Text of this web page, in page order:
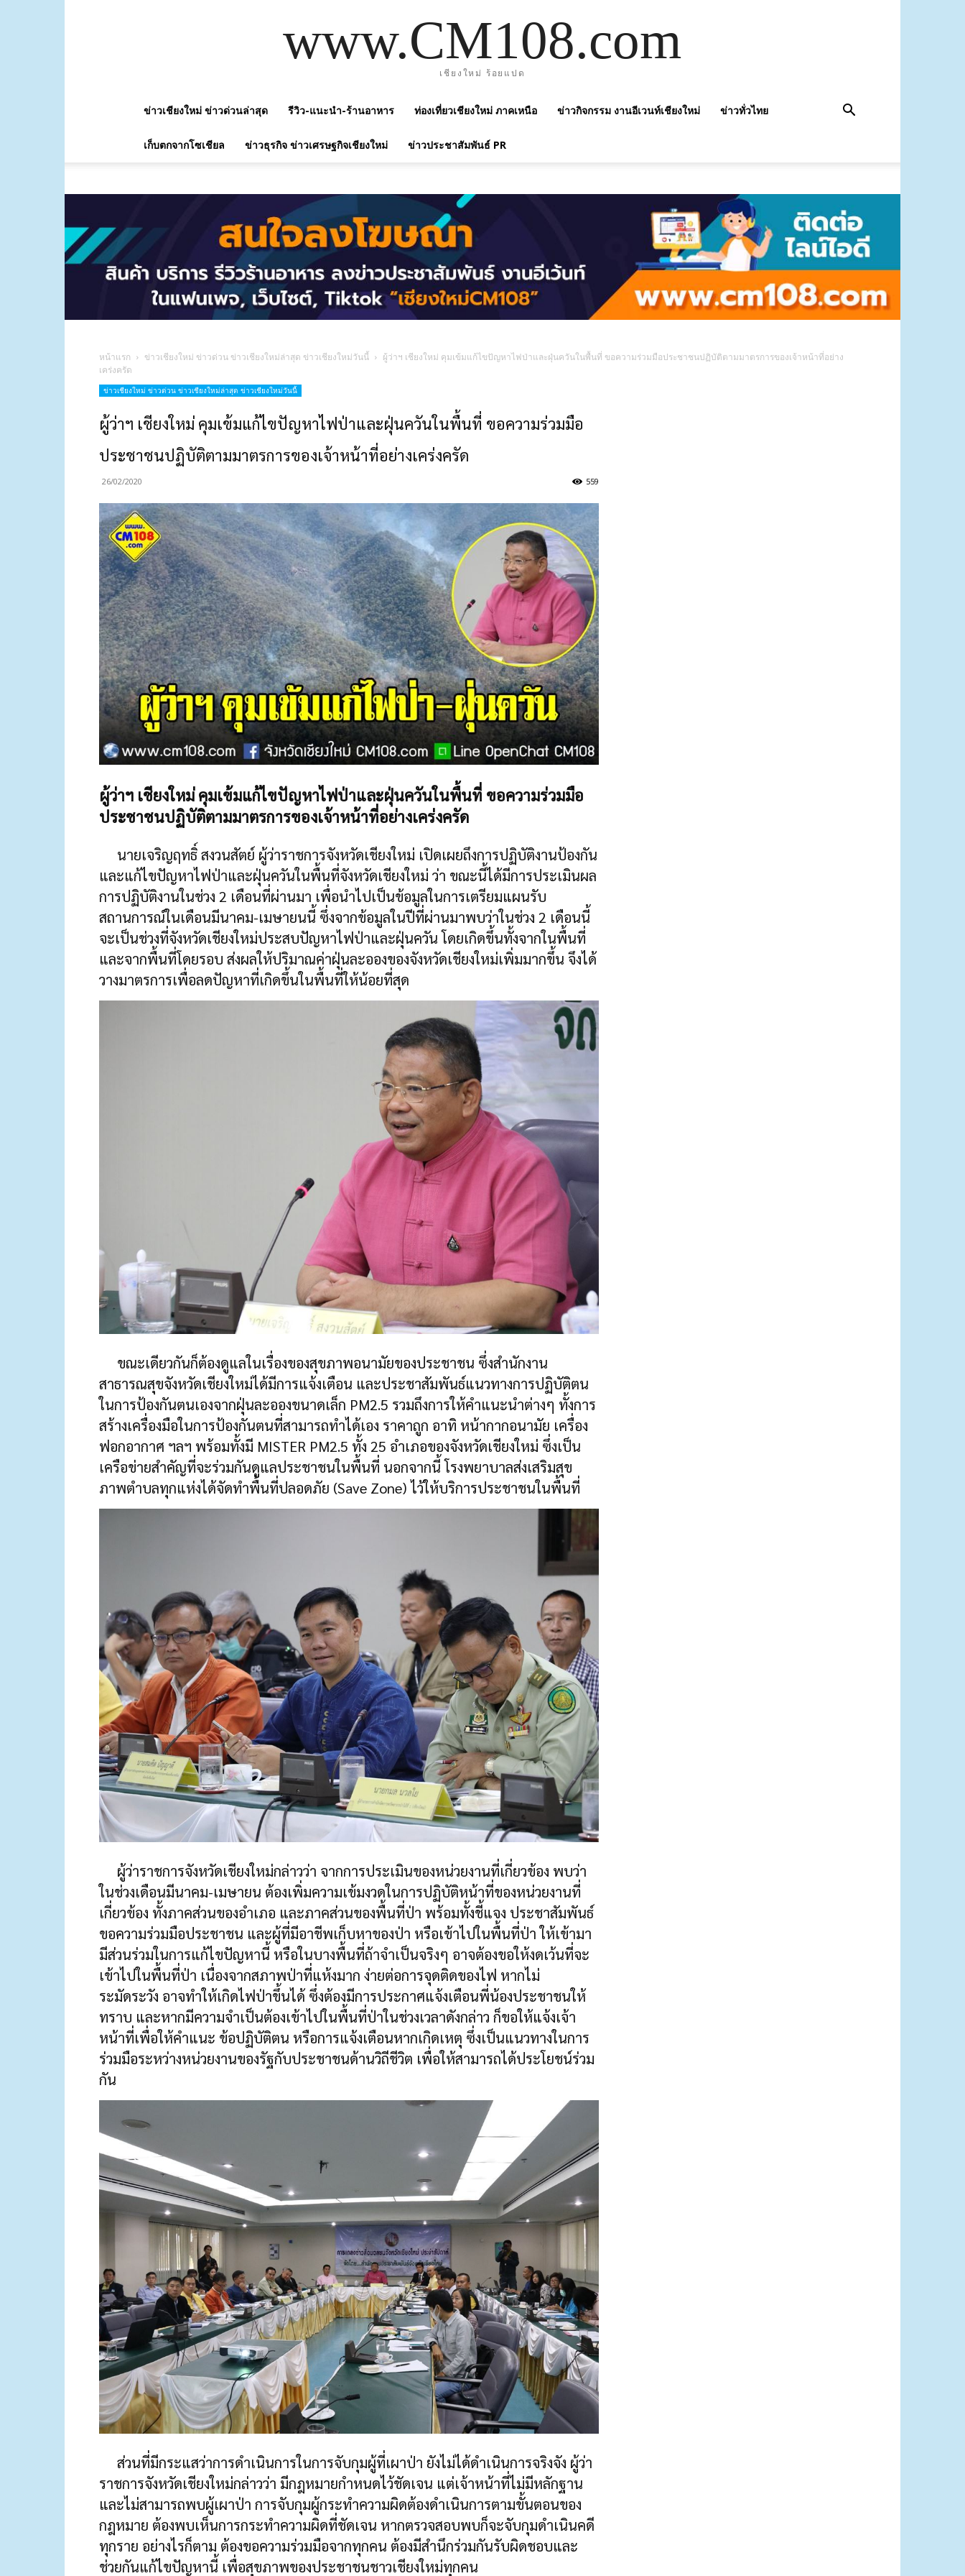
www.CM108.com
เชียงใหม่ ร้อยแปด
ข่าวเชียงใหม่ ข่าวด่วนล่าสุด รีวิว-แนะนำ-ร้านอาหาร ท่องเที่ยวเชียงใหม่ ภาคเหนือ ข่าวกิจกรรม งานอีเวนท์เชียงใหม่ ข่าวทั่วไทย
เก็บตกจากโซเชียล ข่าวธุรกิจ ข่าวเศรษฐกิจเชียงใหม่ ข่าวประชาสัมพันธ์ PR
หน้าแรก ข่าวเชียงใหม่ ข่าวด่วน ข่าวเชียงใหม่ล่าสุด ข่าวเชียงใหม่วันนี้
ผู้ว่าฯ เชียงใหม่ คุมเข้มแก้ไขปัญหาไฟป่าและฝุ่นควันในพื้นที่ ขอความร่วมมือประชาชนปฏิบัติตามมาตรการของเจ้าหน้าที่อย่าง
เคร่งครัด
ข่าวเชียงใหม่ ข่าวด่วน ข่าวเชียงใหม่ล่าสุด ข่าวเชียงใหม่วันนี้
ผู้ว่าฯ เชียงใหม่ คุมเข้มแก้ไขปัญหาไฟป่าและฝุ่นควันในพื้นที่ ขอความร่วมมือ
ประชาชนปฏิบัติตามมาตรการของเจ้าหน้าที่อย่างเคร่งครัด
26/02/2020 559
ผู้ว่าฯ เชียงใหม่ คุมเข้มแก้ไขปัญหาไฟป่าและฝุ่นควันในพื้นที่ ขอความร่วมมือ
ประชาชนปฏิบัติตามมาตรการของเจ้าหน้าที่อย่างเคร่งครัด
นายเจริญฤทธิ์ สงวนสัตย์ ผู้ว่าราชการจังหวัดเชียงใหม่ เปิดเผยถึงการปฏิบัติงานป้องกัน
และแก้ไขปัญหาไฟป่าและฝุ่นควันในพื้นที่จังหวัดเชียงใหม่ ว่า ขณะนี้ได้มีการประเมินผล
การปฏิบัติงานในช่วง 2 เดือนที่ผ่านมา เพื่อนำไปเป็นข้อมูลในการเตรียมแผนรับ
สถานการณ์ในเดือนมีนาคม-เมษายนนี้ ซึ่งจากข้อมูลในปีที่ผ่านมาพบว่าในช่วง 2 เดือนนี้
จะเป็นช่วงที่จังหวัดเชียงใหม่ประสบปัญหาไฟป่าและฝุ่นควัน โดยเกิดขึ้นทั้งจากในพื้นที่
และจากพื้นที่โดยรอบ ส่งผลให้ปริมาณค่าฝุ่นละอองของจังหวัดเชียงใหม่เพิ่มมากขึ้น จึงได้
วางมาตรการเพื่อลดปัญหาที่เกิดขึ้นในพื้นที่ให้น้อยที่สุด
ขณะเดียวกันก็ต้องดูแลในเรื่องของสุขภาพอนามัยของประชาชน ซึ่งสำนักงาน
สาธารณสุขจังหวัดเชียงใหม่ได้มีการแจ้งเตือน และประชาสัมพันธ์แนวทางการปฏิบัติตน
ในการป้องกันตนเองจากฝุ่นละอองขนาดเล็ก PM2.5 รวมถึงการให้คำแนะนำต่างๆ ทั้งการ
สร้างเครื่องมือในการป้องกันตนที่สามารถทำได้เอง ราคาถูก อาทิ หน้ากากอนามัย เครื่อง
ฟอกอากาศ ฯลฯ พร้อมทั้งมี MISTER PM2.5 ทั้ง 25 อำเภอของจังหวัดเชียงใหม่ ซึ่งเป็น
เครือข่ายสำคัญที่จะร่วมกันดูแลประชาชนในพื้นที่ นอกจากนี้ โรงพยาบาลส่งเสริมสุข
ภาพตำบลทุกแห่งได้จัดทำพื้นที่ปลอดภัย (Save Zone) ไว้ให้บริการประชาชนในพื้นที่
ผู้ว่าราชการจังหวัดเชียงใหม่กล่าวว่า จากการประเมินของหน่วยงานที่เกี่ยวข้อง พบว่า
ในช่วงเดือนมีนาคม-เมษายน ต้องเพิ่มความเข้มงวดในการปฏิบัติหน้าที่ของหน่วยงานที่
เกี่ยวข้อง ทั้งภาคส่วนของอำเภอ และภาคส่วนของพื้นที่ป่า พร้อมทั้งชี้แจง ประชาสัมพันธ์
ขอความร่วมมือประชาชน และผู้ที่มีอาชีพเก็บหาของป่า หรือเข้าไปในพื้นที่ป่า ให้เข้ามา
มีส่วนร่วมในการแก้ไขปัญหานี้ หรือในบางพื้นที่ถ้าจำเป็นจริงๆ อาจต้องขอให้งดเว้นที่จะ
เข้าไปในพื้นที่ป่า เนื่องจากสภาพป่าที่แห้งมาก ง่ายต่อการจุดติดของไฟ หากไม่
ระมัดระวัง อาจทำให้เกิดไฟป่าขึ้นได้ ซึ่งต้องมีการประกาศแจ้งเตือนพี่น้องประชาชนให้
ทราบ และหากมีความจำเป็นต้องเข้าไปในพื้นที่ป่าในช่วงเวลาดังกล่าว ก็ขอให้แจ้งเจ้า
หน้าที่เพื่อให้คำแนะ ข้อปฏิบัติตน หรือการแจ้งเตือนหากเกิดเหตุ ซึ่งเป็นแนวทางในการ
ร่วมมือระหว่างหน่วยงานของรัฐกับประชาชนด้านวิถีชีวิต เพื่อให้สามารถได้ประโยชน์ร่วม
กัน
ส่วนที่มีกระแสว่าการดำเนินการในการจับกุมผู้ที่เผาป่า ยังไม่ได้ดำเนินการจริงจัง ผู้ว่า
ราชการจังหวัดเชียงใหม่กล่าวว่า มีกฎหมายกำหนดไว้ชัดเจน แต่เจ้าหน้าที่ไม่มีหลักฐาน
และไม่สามารถพบผู้เผาป่า การจับกุมผู้กระทำความผิดต้องดำเนินการตามขั้นตอนของ
กฎหมาย ต้องพบเห็นการกระทำความผิดที่ชัดเจน หากตรวจสอบพบก็จะจับกุมดำเนินคดี
ทุกราย อย่างไรก็ตาม ต้องขอความร่วมมือจากทุกคน ต้องมีสำนึกร่วมกันรับผิดชอบและ
ช่วยกันแก้ไขปัญหานี้ เพื่อสุขภาพของประชาชนชาวเชียงใหม่ทุกคน